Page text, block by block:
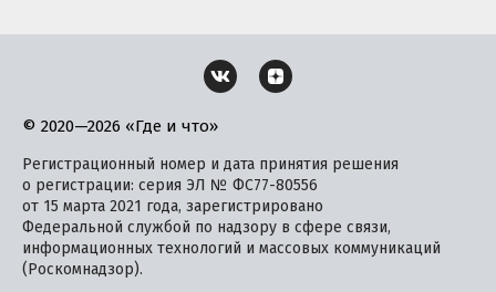
© 2020—2026 «Где и что»
Регистрационный номер и дата принятия решения
о регистрации: серия ЭЛ № ФС77-80556
от 15 марта 2021 года, зарегистрировано
Федеральной службой по надзору в сфере связи,
информационных технологий и массовых коммуникаций
(Роскомнадзор).